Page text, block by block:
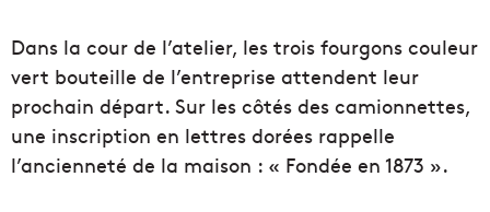
Dans la cour de l’atelier, les trois fourgons couleur
vert bouteille de l’entreprise attendent leur
prochain départ. Sur les côtés des camionnettes,
une inscription en lettres dorées rappelle
l’ancienneté de la maison : « Fondée en 1873 ».